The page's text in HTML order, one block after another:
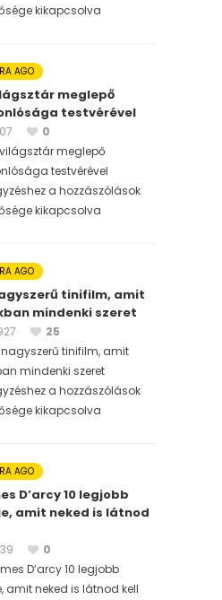
kikapcsolva
AGO
meglepő
testvérével
0
világsztár meglepő
testvérével
a hozzászólások
kikapcsolva
AGO
tinifilm, amit
mindenki szeret
25
nagyszerű tinifilm, amit
mindenki szeret
a hozzászólások
kikapcsolva
AGO
D’arcy 10 legjobb
amit neked is látnod
0
D’arcy 10 legjobb
amit neked is látnod kell